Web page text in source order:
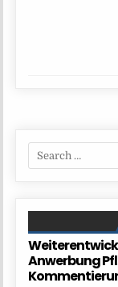
Search
for:
Anwerbung